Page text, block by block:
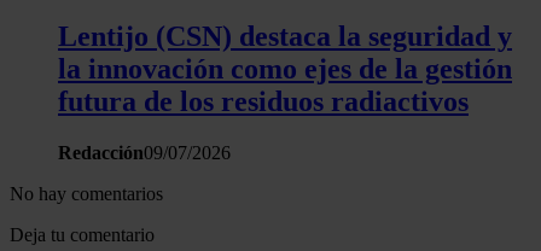
Lentijo (CSN) destaca la seguridad y
la innovación como ejes de la gestión
futura de los residuos radiactivos
Redacción09/07/2026
No hay comentarios
Deja tu comentario